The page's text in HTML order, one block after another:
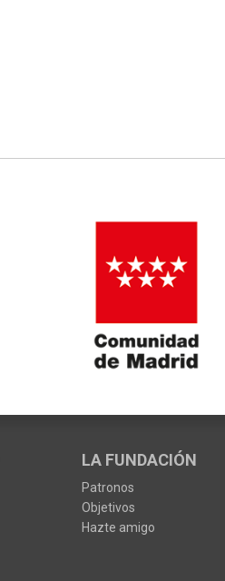
LA FUNDACIÓN
Patronos
Objetivos
Hazte amigo